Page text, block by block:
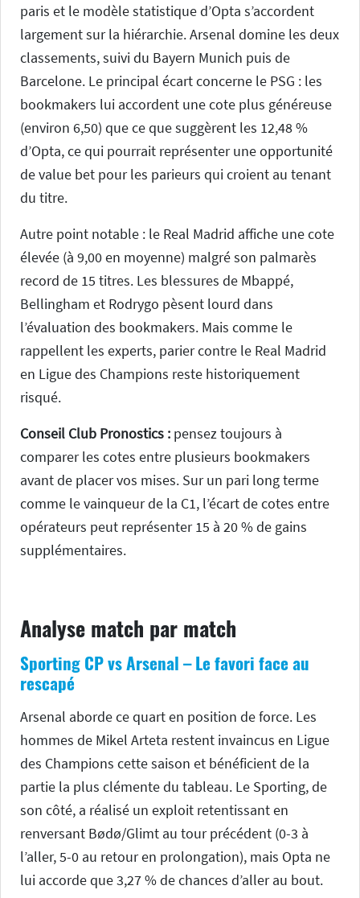
paris et le modèle statistique d’Opta s’accordent
largement sur la hiérarchie. Arsenal domine les deux
classements, suivi du Bayern Munich puis de
Barcelone. Le principal écart concerne le PSG : les
bookmakers lui accordent une cote plus généreuse
(environ 6,50) que ce que suggèrent les 12,48 %
d’Opta, ce qui pourrait représenter une opportunité
de value bet pour les parieurs qui croient au tenant
du titre.
Autre point notable : le Real Madrid affiche une cote
élevée (à 9,00 en moyenne) malgré son palmarès
record de 15 titres. Les blessures de Mbappé,
Bellingham et Rodrygo pèsent lourd dans
l’évaluation des bookmakers. Mais comme le
rappellent les experts, parier contre le Real Madrid
en Ligue des Champions reste historiquement
risqué.
Conseil Club Pronostics : pensez toujours à
comparer les cotes entre plusieurs bookmakers
avant de placer vos mises. Sur un pari long terme
comme le vainqueur de la C1, l’écart de cotes entre
opérateurs peut représenter 15 à 20 % de gains
supplémentaires.
Analyse match par match
Sporting CP vs Arsenal – Le favori face au
rescapé
Arsenal aborde ce quart en position de force. Les
hommes de Mikel Arteta restent invaincus en Ligue
des Champions cette saison et bénéficient de la
partie la plus clémente du tableau. Le Sporting, de
son côté, a réalisé un exploit retentissant en
renversant Bødø/Glimt au tour précédent (0-3 à
l’aller, 5-0 au retour en prolongation), mais Opta ne
lui accorde que 3,27 % de chances d’aller au bout.